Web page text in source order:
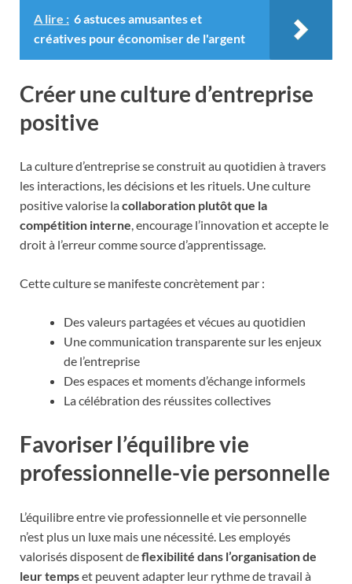
A lire : 6 astuces amusantes et
créatives pour économiser de l'argent
Créer une culture d’entreprise
positive
La culture d’entreprise se construit au quotidien à travers
les interactions, les décisions et les rituels. Une culture
positive valorise lacollaboration plutôt que la
compétition interne, encourage l’innovation et accepte le
droit à l’erreur comme source d’apprentissage.
Cette culture se manifeste concrètement par :
Des valeurs partagées et vécues au quotidien
Une communication transparente sur les enjeux
de l’entreprise
Des espaces et moments d’échange informels
La célébration des réussites collectives
Favoriser l’équilibre vie
professionnelle-vie personnelle
L’équilibre entre vie professionnelle et vie personnelle
n’est plus un luxe mais une nécessité. Les employés
valorisés disposent deflexibilité dans l’organisation de
leur tempset peuvent adapter leur rythme de travail à